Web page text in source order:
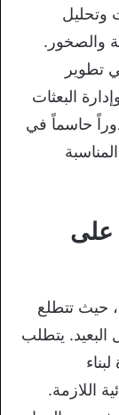
وتحليل
والصخور.
تطوير
البعثات
حاسماً في
على
حيث تتطلع
البعيد. يتطلب
اللازمة.